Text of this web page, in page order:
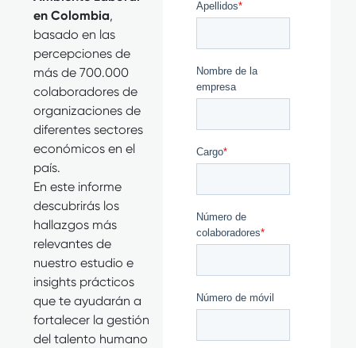
en Colombia,
basado en las
percepciones de
más de 700.000
colaboradores de
organizaciones de
diferentes sectores
económicos en el
país.
En este informe
descubrirás los
hallazgos más
relevantes de
nuestro estudio e
insights prácticos
que te ayudarán a
fortalecer la gestión
del talento humano